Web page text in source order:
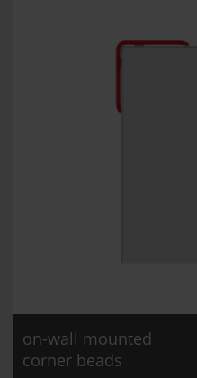
on-wall mounted
corner beads